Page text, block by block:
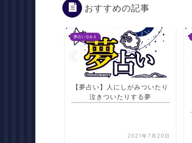
おすすめの記事
夢占いＱ＆Ａ
【夢占い】人にしがみついたり
泣きついたりする夢
2021年7月20日